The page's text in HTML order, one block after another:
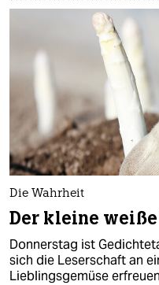
Die Wahrheit
Der kleine weiße
Donnerstag ist
sich die Leserschaft an
Lieblingsgemüse